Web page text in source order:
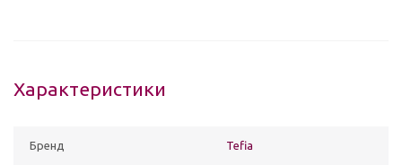
Характеристики
Бренд Tefia